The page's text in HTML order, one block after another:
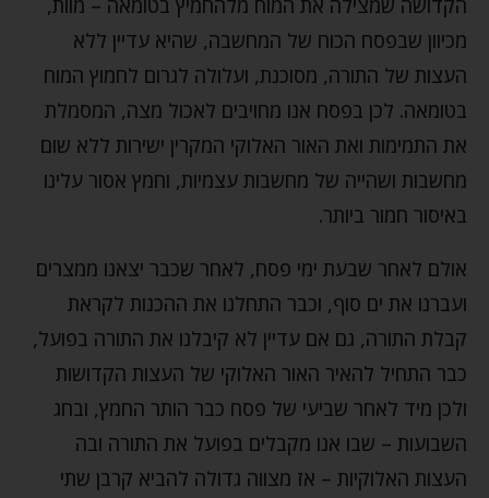
מכיוון שבפסח הכוח של המחשבה, שהיא עדיין ללא
העצות של התורה, מסוכנת, ועלולה לגרום לחמוץ המוח
בטומאה. לכן בפסח אנו מחויבים לאכול מצה, המסמלת
את התמימות ואת האור האלוקי המקרין ישירות ללא שום
מחשבות ושהייה של מחשבות עצמיות, וחמץ אסור עלינו
באיסור חמור ביותר.
אולם לאחר שבעת ימי פסח, לאחר שכבר יצאנו ממצרים
ועברנו את ים סוף, וכבר התחלנו את ההכנות לקראת
קבלת התורה, גם אם עדיין לא קיבלנו את התורה בפועל,
כבר התחיל להאיר האור האלוקי של העצות הקדושות
ולכן מיד לאחר שביעי של פסח כבר הותר החמץ, ובחג
השבועות – שבו אנו מקבלים בפועל את התורה ובה
העצות האלוקיות – אז מצווה גדולה להביא קרבן שתי